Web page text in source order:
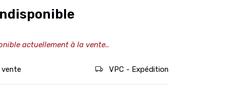
actuellement à la vente..
vente VPC - Expédition